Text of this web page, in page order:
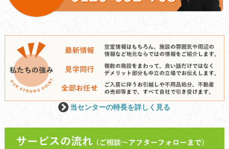
当センターの特長を詳しく見る